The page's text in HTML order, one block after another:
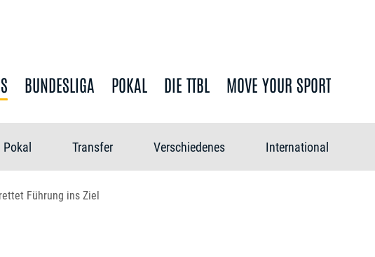
BUNDESLIGA POKAL DIE TTBL MOVE YOUR SPORT
Pokal Transfer Verschiedenes International
Führung ins Ziel